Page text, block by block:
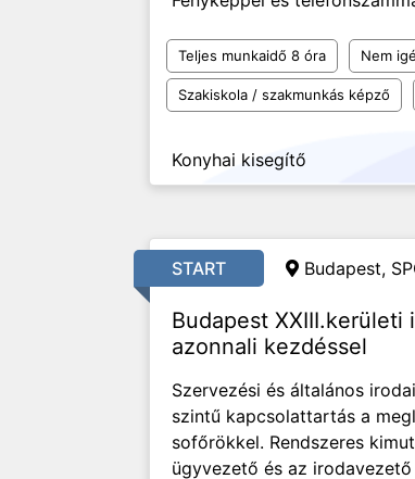
Teljes munkaidő 8 óra Nem
Szakiskola / szakmunkás képző
Konyhai kisegítő
START Budapest,
Budapest XXIII.kerületi
azonnali kezdéssel
Szervezési és általános
szintű kapcsolattartás a
sofőrökkel. Rendszeres
ügyvezető és az